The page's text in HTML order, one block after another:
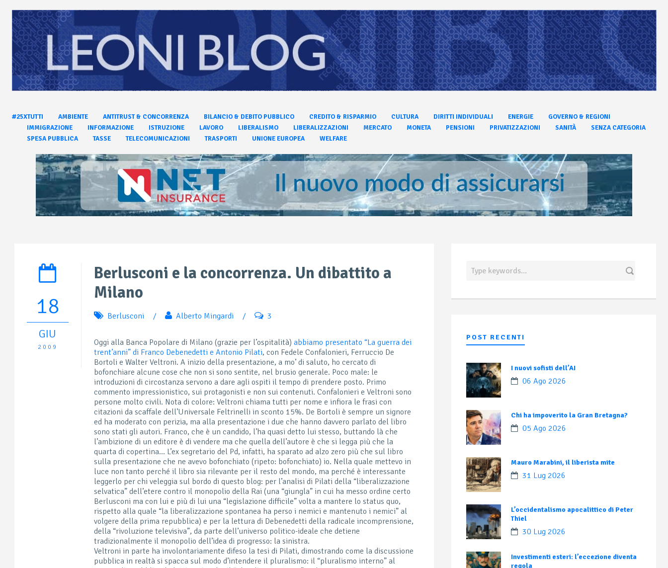
#25XTUTTI AMBIENTE ANTITRUST & CONCORRENZA BILANCIO & DEBITO PUBBLICO CREDITO & RISPARMIO CULTURA DIRITTI INDIVIDUALI ENERGIE
GOVERNO & REGIONI
IMMIGRAZIONE
INFORMAZIONE ISTRUZIONE LAVORO LIBERALISMO LIBERALIZZAZIONI MERCATO MONETA PENSIONI PRIVATIZZAZIONI SANITÀ
SENZA CATEGORIA
SPESA PUBBLICA
TASSE TELECOMUNICAZIONI TRASPORTI UNIONE EUROPEA WELFARE
18
GIU
2009
Berlusconi e la concorrenza. Un dibattito a
Milano
Berlusconi / Alberto Mingardi / 3
Oggi alla Banca Popolare di Milano (grazie per l’ospitalità) abbiamo presentato “La guerra dei
trent’anni” di Franco Debenedetti e Antonio Pilati, con Fedele Confalonieri, Ferruccio De
Bortoli e Walter Veltroni. A inizio della presentazione, a mo’ di saluto, ho cercato di
bofonchiare alcune cose che non si sono sentite, nel brusio generale. Poco male: le
introduzioni di circostanza servono a dare agli ospiti il tempo di prendere posto. Primo
commento impressionistico, sui protagonisti e non sui contenuti. Confalonieri e Veltroni sono
persone molto civili. Nota di colore: Veltroni chiama tutti per nome e infiora le frasi con
citazioni da scaffale dell’Universale Feltrinelli in sconto 15%. De Bortoli è sempre un signore
ed ha moderato con perizia, ma alla presentazione i due che hanno davvero parlato del libro
sono stati gli autori. Franco, che è un candido, l’ha quasi detto lui stesso, buttando là che
l’ambizione di un editore è di vendere ma che quella dell’autore è che si legga più che la
quarta di copertina… L’ex segretario del Pd, infatti, ha sparato ad alzo zero più che sul libro
sulla presentazione che ne avevo bofonchiato (ripeto: bofonchiato) io. Nella quale mettevo in
luce non tanto perché il libro sia rilevante per il resto del mondo, ma perché è interessante
leggerlo per chi veleggia sul bordo di questo blog: per l’analisi di Pilati della “liberalizzazione
selvatica” dell’etere contro il monopolio della Rai (una “giungla” in cui ha messo ordine certo
Berlusconi ma con lui e più di lui una “legislazione difficile” volta a mantere lo status quo,
rispetto alla quale “la liberalizzazione spontanea ha perso i nemici e mantenuto i nemici” al
volgere della prima repubblica) e per la lettura di Debenedetti della radicale incomprensione,
della “rivoluzione televisiva”, da parte dell’universo politico-ideale che detiene
tradizionalmente il monopolio dell’idea di progresso: la sinistra.
Veltroni in parte ha involontariamente difeso la tesi di Pilati, dimostrando come la discussione
pubblica in realtà si spacca sul modo d’intendere il pluralismo: il “pluralismo interno” al
POST RECENTI
I nuovi sofisti dell’AI
06 Ago 2026
Chi ha impoverito la Gran Bretagna?
05 Ago 2026
Mauro Marabini, il liberista mite
31 Lug 2026
L’occidentalismo apocalittico di Peter
Thiel
30 Lug 2026
Investimenti esteri: l’eccezione diventa
regola